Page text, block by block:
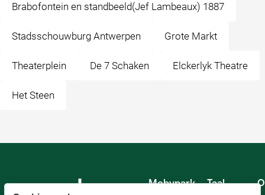
Brabofontein en standbeeld(Jef Lambeaux) 1887
Stadsschouwburg Antwerpen Grote Markt
Theaterplein De 7 Schaken Elckerlyk Theatre
Het Steen
Mobypark
Taal